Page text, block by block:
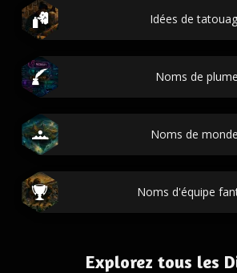
Idées de
Noms de plume
Noms de
Noms d'équipe
Explorez tous les